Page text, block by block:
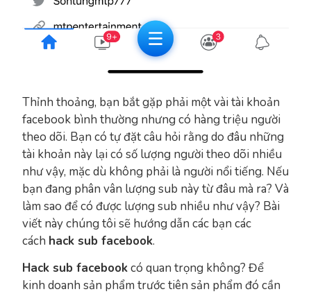
Thỉnh thoảng, bạn bắt gặp phải một vài tài khoản
facebook bình thường nhưng có hàng triệu người
theo dõi. Bạn có tự đặt câu hỏi rằng do đâu những
tài khoản này lại có số lượng người theo dõi nhiều
như vậy, mặc dù không phải là người nổi tiếng. Nếu
bạn đang phân vân lượng sub này từ đâu mà ra? Và
làm sao để có được lượng sub nhiều như vậy? Bài
viết này chúng tôi sẽ hướng dẫn các bạn các
cách hack sub facebook.
Hack sub facebookcó quan trọng không? Để
kinh doanh sản phẩm trước tiên sản phẩm đó cần